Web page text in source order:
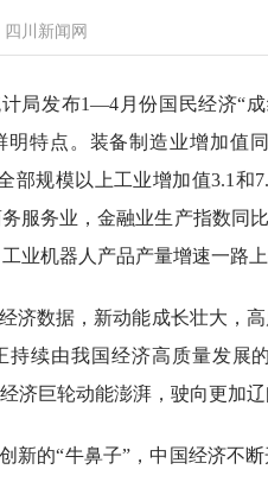
四川新闻网
局发布1—4月份国民经济“
明特点。装备制造业增加值
部规模以上工业增加值3.1
服务业，金融业生产指数同
工业机器人产品产量增速一路
济数据，新动能成长壮大，
持续由我国经济高质量发展
济巨轮动能澎湃，驶向更加辽
新的“牛鼻子”，中国经济不